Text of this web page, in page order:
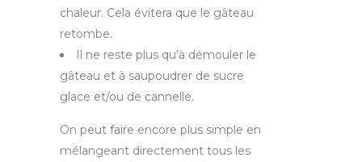
chaleur. Cela évitera que le gâteau
retombe.
Il ne reste plus qu’à démouler le
gâteau et à saupoudrer de sucre
glace et/ou de cannelle.
On peut faire encore plus simple en
mélangeant directement tous les